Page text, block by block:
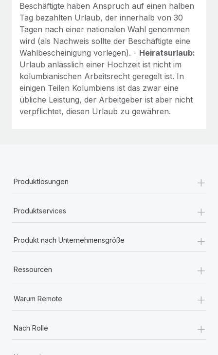
Beschäftigte haben Anspruch auf einen halben
Tag bezahlten Urlaub, der innerhalb von 30
Tagen nach einer nationalen Wahl genommen
wird (als Nachweis sollte der Beschäftigte eine
Wahlbescheinigung vorlegen). - Heiratsurlaub:
Urlaub anlässlich einer Hochzeit ist nicht im
kolumbianischen Arbeitsrecht geregelt ist. In
einigen Teilen Kolumbiens ist das zwar eine
übliche Leistung, der Arbeitgeber ist aber nicht
verpflichtet, diesen Urlaub zu gewähren.
Produktlösungen +
Produktservices +
Produkt nach Unternehmensgröße +
Ressourcen +
Warum Remote +
Nach Rolle +